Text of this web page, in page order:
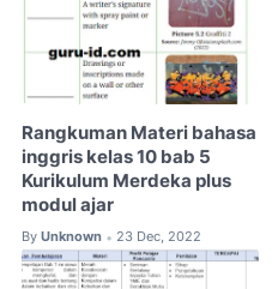
Rangkuman Materi bahasa
inggris kelas 10 bab 5
Kurikulum Merdeka plus
modul ajar
By Unknown • 23 Dec, 2022